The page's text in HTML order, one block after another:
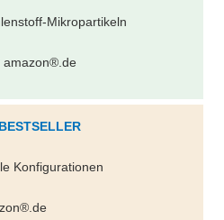
Mikropartikeln
amazon®.de
Konfigurationen